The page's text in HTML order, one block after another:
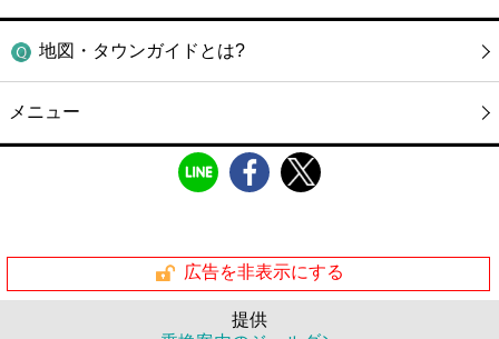
地図・タウンガイドとは?
メニュー
広告を非表示にする
提供